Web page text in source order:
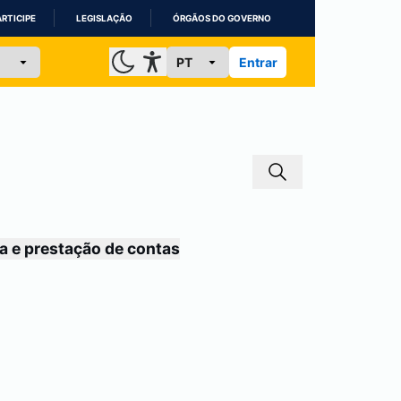
LEGISLAÇÃO ÓRGÃOS DO GOVERNO
Entrar
e prestação de contas